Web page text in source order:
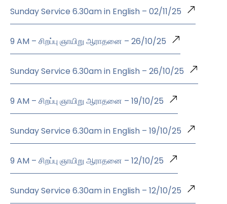
Sunday Service 6.30am in English – 02/11/25
9 AM – சிறப்பு ஞாயிறு ஆராதனை – 26/10/25
Sunday Service 6.30am in English – 26/10/25
9 AM – சிறப்பு ஞாயிறு ஆராதனை – 19/10/25
Sunday Service 6.30am in English – 19/10/25
9 AM – சிறப்பு ஞாயிறு ஆராதனை – 12/10/25
Sunday Service 6.30am in English – 12/10/25